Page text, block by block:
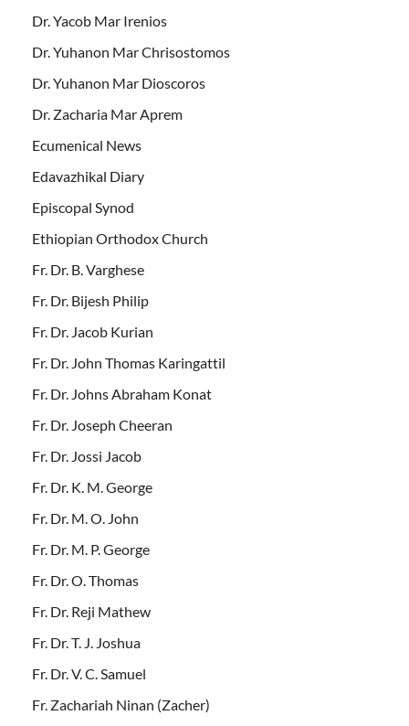
Dr. Yacob Mar Irenios
Dr. Yuhanon Mar Chrisostomos
Dr. Yuhanon Mar Dioscoros
Dr. Zacharia Mar Aprem
Ecumenical News
Edavazhikal Diary
Episcopal Synod
Ethiopian Orthodox Church
Fr. Dr. B. Varghese
Fr. Dr. Bijesh Philip
Fr. Dr. Jacob Kurian
Fr. Dr. John Thomas Karingattil
Fr. Dr. Johns Abraham Konat
Fr. Dr. Joseph Cheeran
Fr. Dr. Jossi Jacob
Fr. Dr. K. M. George
Fr. Dr. M. O. John
Fr. Dr. M. P. George
Fr. Dr. O. Thomas
Fr. Dr. Reji Mathew
Fr. Dr. T. J. Joshua
Fr. Dr. V. C. Samuel
Fr. Zachariah Ninan (Zacher)